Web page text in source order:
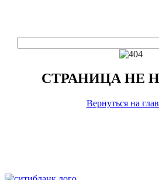
СТРАНИЦА НЕ
Вернуться на